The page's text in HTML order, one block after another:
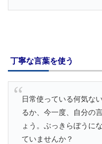
丁寧な言葉を使う
日常使っている何気な
るか、今一度、自分の
ょう。ぶっきらぼうに
ていませんか？